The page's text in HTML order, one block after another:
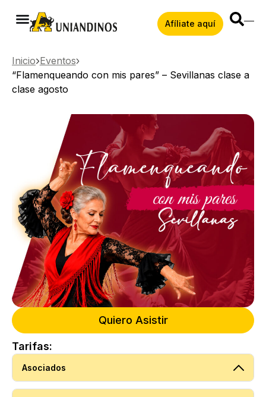
Afíliate aquí
Inicio Eventos
“Flamenqueando con mis pares” – Sevillanas clase a
clase agosto
Quiero Asistir
Tarifas:
Asociados